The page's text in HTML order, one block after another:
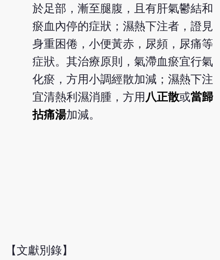
於足部，漸至腿腹，且有肝氣鬱結和
瘀血內停的症狀；濕熱下注者，證見
身重困倦，小便黃赤，尿頻，尿痛等
症狀。其治療原則，氣滯血瘀宜行氣
化瘀，方用小調經散加減；濕熱下注
宜清熱利濕消腫，方用 八正散或當歸
拈痛湯加減。
【文獻別錄】